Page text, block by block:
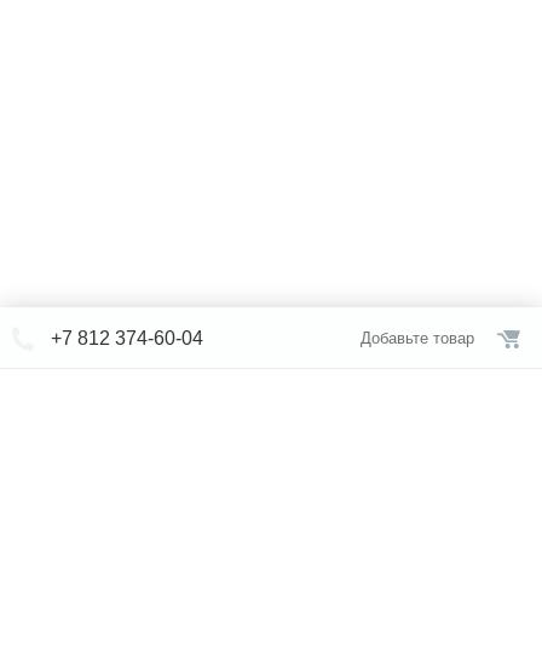
+7 812 374-60-04 Добавьте товар